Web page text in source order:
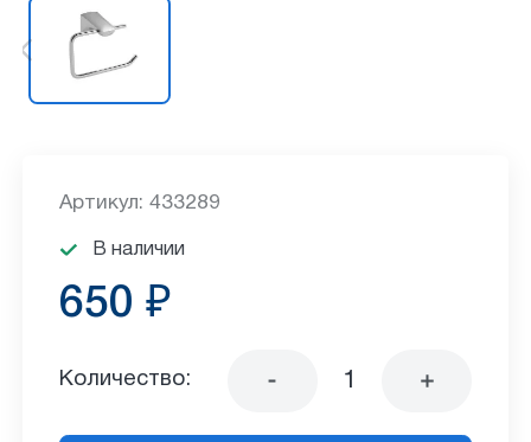
Артикул: 433289
В наличии
650 ₽
Количество: